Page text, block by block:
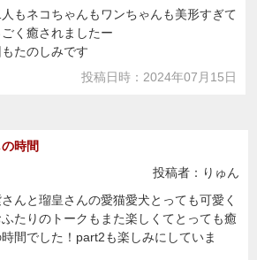
もネコちゃんもワンちゃんも美形すぎて
く癒されましたー
たのしみです
投稿日時：2024年07月15日
時間
投稿者：りゅん
んと瑠皇さんの愛猫愛犬とっても可愛く
たりのトークもまた楽しくてとっても癒
時間でした！part2も楽しみにしていま